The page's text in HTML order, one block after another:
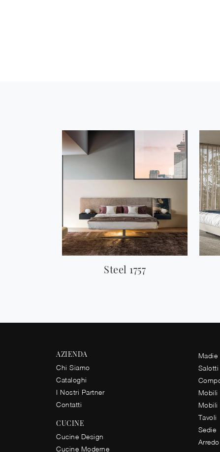
Steel 1757
AZIENDA
Chi Siamo
Cataloghi
I Nostri Partner
Contatti
CUCINE
Cucine Design
Cucine Moderne
Madie
Salotti
Mobili
Mobili
Tavoli
Sedie